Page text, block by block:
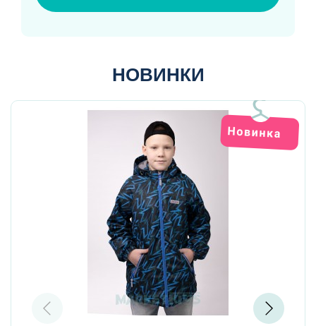
НОВИНКИ